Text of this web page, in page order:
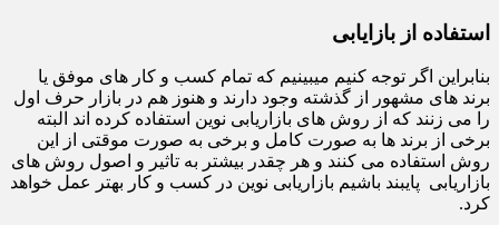
استفاده از بازایابی
بنابراین اگر توجه کنیم میبینیم که تمام کسب و کار های موفق یا
برند های مشهور از گذشته وجود دارند و هنوز هم در بازار حرف اول
را می زنند که از روش های بازاریابی نوین استفاده کرده اند البته
برخی از برند ها به صورت کامل و برخی به صورت موقتی از این
روش استفاده می کنند و هر چقدر بیشتر به تاثیر و اصول روش های
بازاریابی پایبند باشیم بازاریابی نوین در کسب و کار بهتر عمل خواهد
کرد.